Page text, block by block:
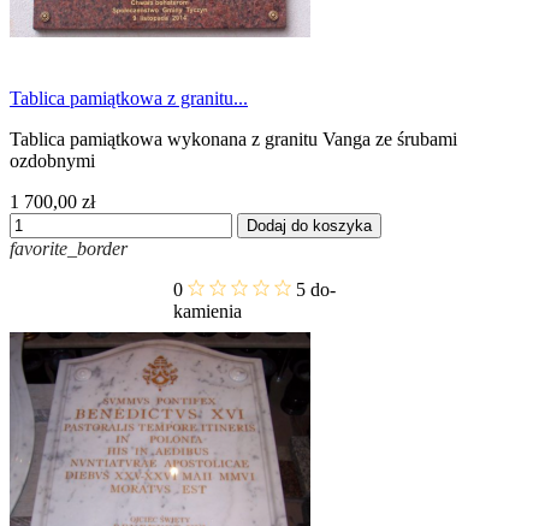
Tablica pamiątkowa z granitu...
Tablica pamiątkowa wykonana z granitu Vanga ze śrubami
ozdobnymi
1 700,00 zł
Dodaj do koszyka
favorite_border
0
5 do-
kamienia